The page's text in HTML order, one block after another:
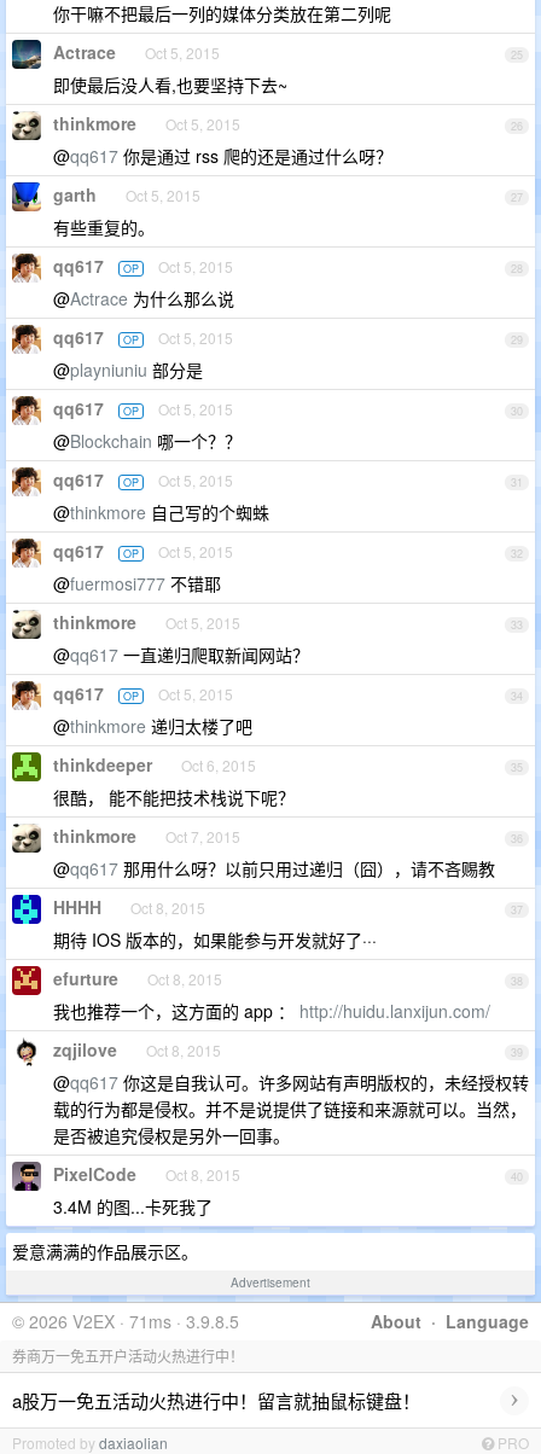
你干嘛不把最后一列的媒体分类放在第二列呢
25
Actrace Oct 5, 2015
即使最后没人看,也要坚持下去~
26
thinkmore Oct 5, 2015
@qq617 你是通过 rss 爬的还是通过什么呀？
27
garth Oct 5, 2015
有些重复的。
28
qq617 OP Oct 5, 2015
@Actrace 为什么那么说
29
qq617 OP Oct 5, 2015
@playniuniu 部分是
30
qq617 OP Oct 5, 2015
@Blockchain 哪一个？？
31
qq617 OP Oct 5, 2015
@thinkmore 自己写的个蜘蛛
32
qq617 OP Oct 5, 2015
@fuermosi777 不错耶
33
thinkmore Oct 5, 2015
@qq617 一直递归爬取新闻网站？
34
qq617 OP Oct 5, 2015
@thinkmore 递归太楼了吧
35
thinkdeeper Oct 6, 2015
很酷， 能不能把技术栈说下呢？
36
thinkmore Oct 7, 2015
@qq617 那用什么呀？以前只用过递归（囧），请不吝赐教
37
HHHH Oct 8, 2015
期待 IOS 版本的，如果能参与开发就好了···
38
efurture Oct 8, 2015
我也推荐一个，这方面的 app ： http://huidu.lanxijun.com/
39
zqjilove Oct 8, 2015
@qq617 你这是自我认可。许多网站有声明版权的，未经授权转
载的行为都是侵权。并不是说提供了链接和来源就可以。当然，
是否被追究侵权是另外一回事。
40
PixelCode Oct 8, 2015
3.4M 的图...卡死我了
爱意满满的作品展示区。
Advertisement
About · Language
© 2026 V2EX · 71ms · 3.9.8.5
券商万一免五开户活动火热进行中！
a股万一免五活动火热进行中！留言就抽鼠标键盘！ ›
Promoted bydaxiaolian PRO